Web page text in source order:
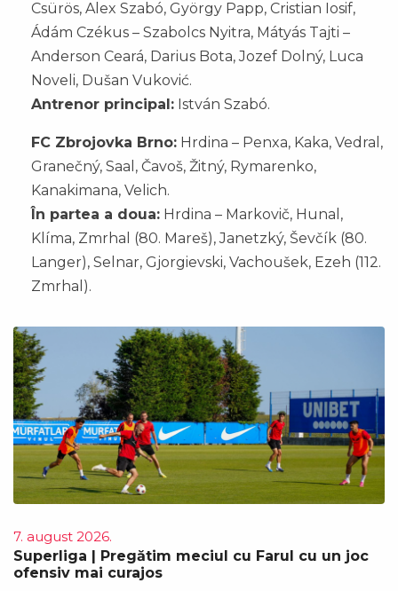
Csürös, Alex Szabó, György Papp, Cristian Iosif,
Ádám Czékus – Szabolcs Nyitra, Mátyás Tajti –
Anderson Ceará, Darius Bota, Jozef Dolný, Luca
Noveli, Dušan Vuković.
Antrenor principal: István Szabó.
FC Zbrojovka Brno: Hrdina – Penxa, Kaka, Vedral,
Granečný, Saal, Čavoš, Žitný, Rymarenko,
Kanakimana, Velich.
În partea a doua: Hrdina – Markovič, Hunal,
Klíma, Zmrhal (80. Mareš), Janetzký, Ševčík (80.
Langer), Selnar, Gjorgievski, Vachoušek, Ezeh (112.
Zmrhal).
7. august 2026.
Superliga | Pregătim meciul cu Farul cu un joc
ofensiv mai curajos